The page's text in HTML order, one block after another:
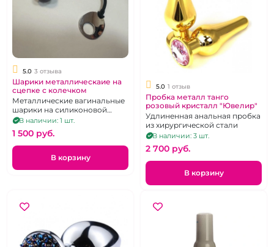
5.0 3 отзыва
Шарики металлическаие на
сцепке с колечком
Металлические вагинальные
шарики на силиконовой
сцепке
В наличии: 1 шт.
1 500 pуб.
В корзину
5.0 1 отзыв
Пробка металл танго
розовый кристалл "Ювелир"
Удлиненная анальная пробка
из хирургической стали
В наличии: 3 шт.
2 700 pуб.
В корзину